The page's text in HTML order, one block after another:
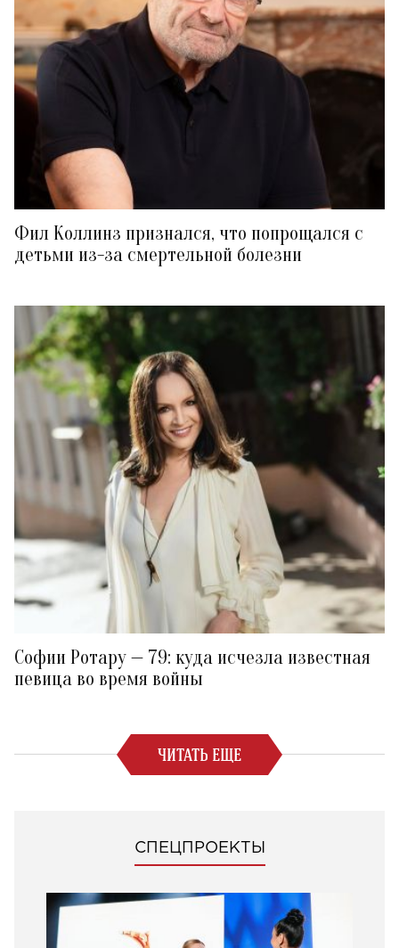
Фил Коллинз признался, что попрощался с
детьми из-за смертельной болезни
Софии Ротару — 79: куда исчезла известная
певица во время войны
ЧИТАТЬ ЕЩЕ
СПЕЦПРОЕКТЫ